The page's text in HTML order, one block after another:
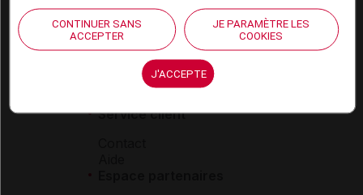
Qui sommes-nous ?
VIDAL France
Carrières
Charte éthique et
déontologique
Service client
CONTINUER SANS
ACCEPTER
JE PARAMÈTRE LES
COOKIES
J'ACCEPTE